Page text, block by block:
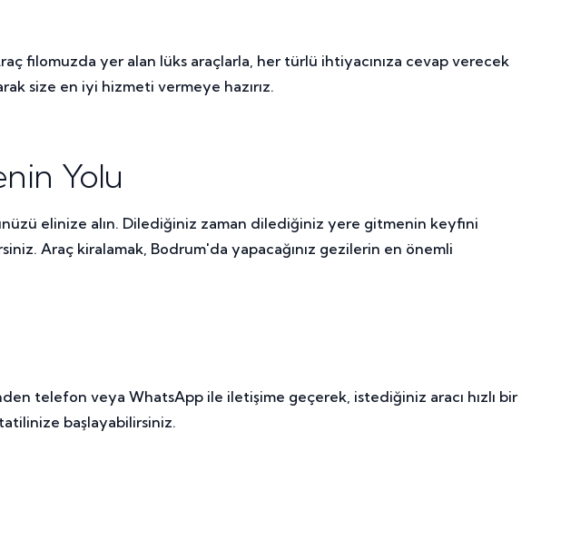
filomuzda yer alan lüks araçlarla, her türlü ihtiyacınıza cevap verecek
size en iyi hizmeti vermeye hazırız.
Yolu
elinize alın. Dilediğiniz zaman dilediğiniz yere gitmenin keyfini
Araç kiralamak, Bodrum'da yapacağınız gezilerin en önemli
telefon veya WhatsApp ile iletişime geçerek, istediğiniz aracı hızlı bir
başlayabilirsiniz.